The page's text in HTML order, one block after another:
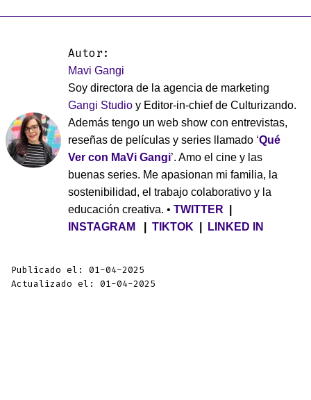
Autor:
Mavi Gangi
Soy directora de la agencia de marketing
Gangi Studio y Editor-in-chief de Culturizando.
Además tengo un web show con entrevistas,
reseñas de películas y series llamado ‘Qué
Ver con MaVi Gangi’. Amo el cine y las
buenas series. Me apasionan mi familia, la
sostenibilidad, el trabajo colaborativo y la
educación creativa. • TWITTER
INSTAGRAM
TIKTOK LINKED IN
Publicado el: 01-04-2025
Actualizado el: 01-04-2025